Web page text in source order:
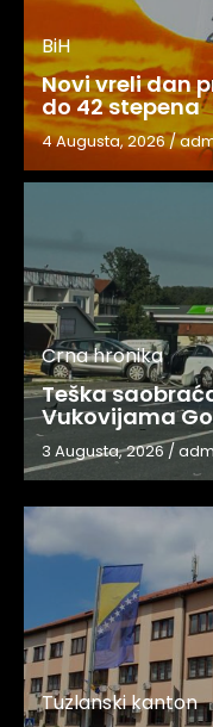
BiH
Novi vreli dan
do 42 stepena
4 Augusta, 2026/
Crna hronika
Teška
Vukovijama
3 Augusta, 2026/
Tuzlanski kanton